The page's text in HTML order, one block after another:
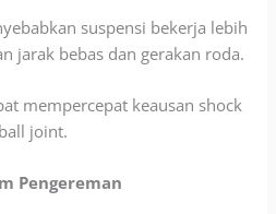
suspensi bekerja lebih
jarak bebas dan gerakan roda.
mempercepat keausan shock
joint.
Pengereman